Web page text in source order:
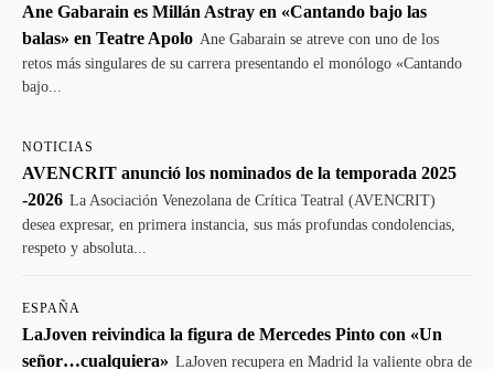
Ane Gabarain es Millán Astray en «Cantando bajo las
balas» en Teatre Apolo Ane Gabarain se atreve con uno de los
retos más singulares de su carrera presentando el monólogo «Cantando
bajo...
NOTICIAS
AVENCRIT anunció los nominados de la temporada 2025
-2026 La Asociación Venezolana de Crítica Teatral (AVENCRIT)
desea expresar, en primera instancia, sus más profundas condolencias,
respeto y absoluta...
ESPAÑA
LaJoven reivindica la figura de Mercedes Pinto con «Un
señor…cualquiera» LaJoven recupera en Madrid la valiente obra de